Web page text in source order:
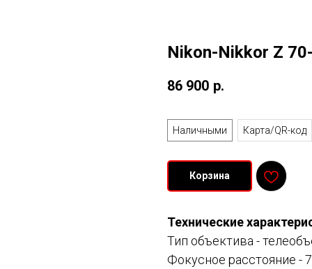
Nikon-Nikkor Z
86 900 р.
Наличными
Карта/QR-код
Корзина
Технические
Тип объектива -
Фокусное расстояние -